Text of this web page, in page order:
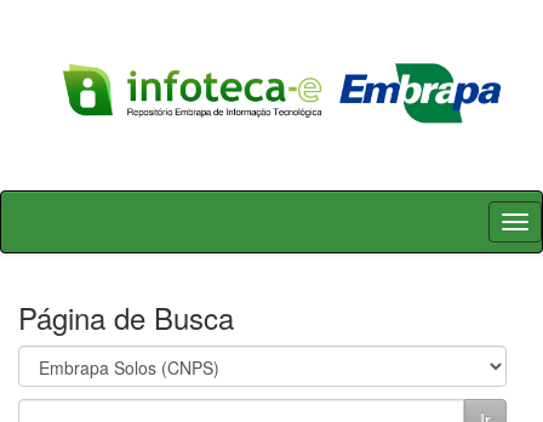
Skip
Página de Busca